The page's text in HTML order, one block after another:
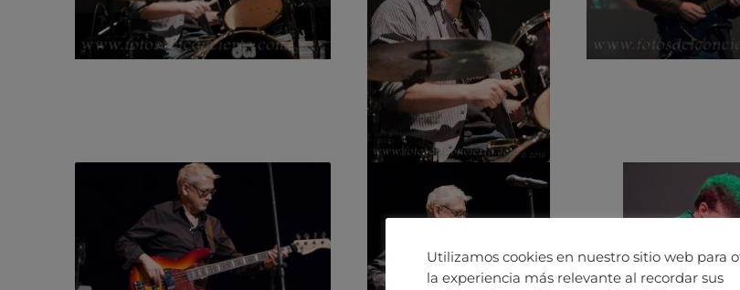
Utilizamos cookies en nuestro sitio web para
la experiencia más relevante al recordar sus